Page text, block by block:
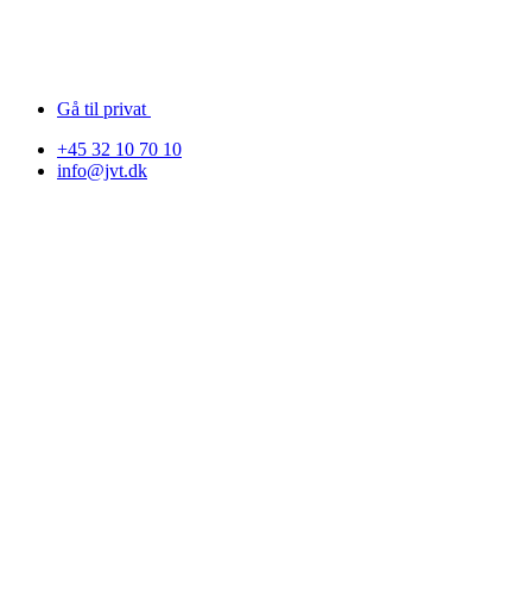
Gå til privat
+45 32 10 70 10
info@jvt.dk